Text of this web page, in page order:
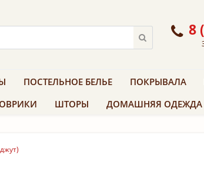
8
ПОСТЕЛЬНОЕ БЕЛЬЕ ПОКРЫВАЛА
ШТОРЫ ДОМАШНЯЯ ОДЕЖДА